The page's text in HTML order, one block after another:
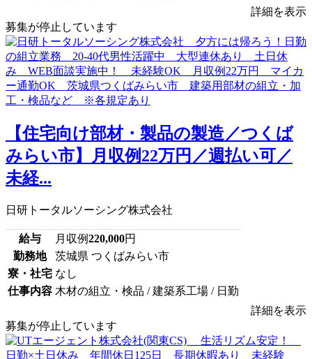
詳細を表示
募集が停止しています
【住宅向け部材・製品の製造／つくば
みらい市】月収例22万円／週払い可／
未経...
日研トータルソーシング株式会社
給与 月収例220,000円
勤務地
茨城県 つくばみらい市
寮・社宅 なし
仕事内容 木材の組立・検品 / 建築系工場 / 日勤
詳細を表示
募集が停止しています